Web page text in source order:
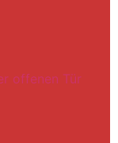
offenen Tür